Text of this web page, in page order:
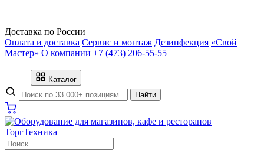
Доставка по России
Оплата и доставка Сервис и монтаж Дезинфекция «Свой
Мастер» О компании +7 (473) 206-55-55
Каталог
Найти